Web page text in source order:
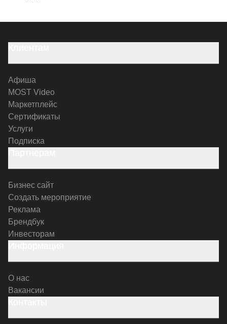
Афиша
MOST Video
Маркетплейс
Сертификаты
Услуги
Подписка
Бизнес сайт
Создать мероприятие
Реклама
Брендбук
Инвесторам
О нас
Вакансии